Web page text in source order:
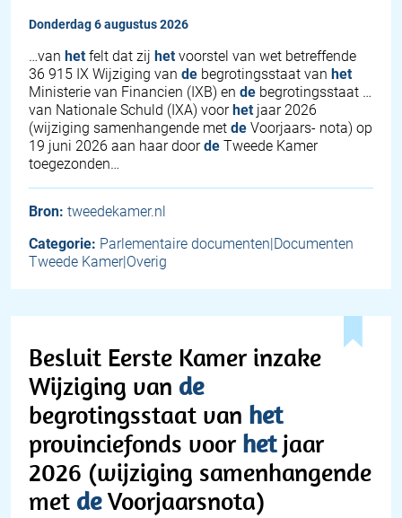
donderdag 6 augustus 2026
…van het felt dat zij het voorstel van wet betreffende
36 915 IX Wijziging van de begrotingsstaat van het
Ministerie van Financien (IXB) en de begrotingsstaat …
van Nationale Schuld (IXA) voor het jaar 2026
(wijziging samenhangende met de Voorjaars- nota) op
19 juni 2026 aan haar doorde Tweede Kamer
toegezonden…
Bron: tweedekamer.nl
Categorie: Parlementaire documenten|Documenten
Tweede Kamer|Overig
Besluit Eerste Kamer inzake
Wijziging van de
begrotingsstaat van het
provinciefonds voor hetjaar
2026 (wijziging samenhangende
met deVoorjaarsnota)